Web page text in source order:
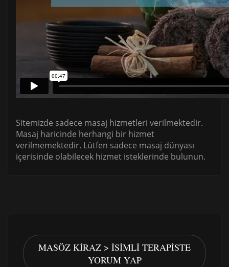
Sitemizde sadece masaj hizmetleri verilmektedir.
Masaj haricinde herhangi bir hizmet
verilmemektedir. Lütfen sadece masaj dünyası
içerisinde olabilecek hizmet isteklerinde bulunun.
MASÖZ KIRAZ > İSIMLI TERAPISTE
YORUM YAP